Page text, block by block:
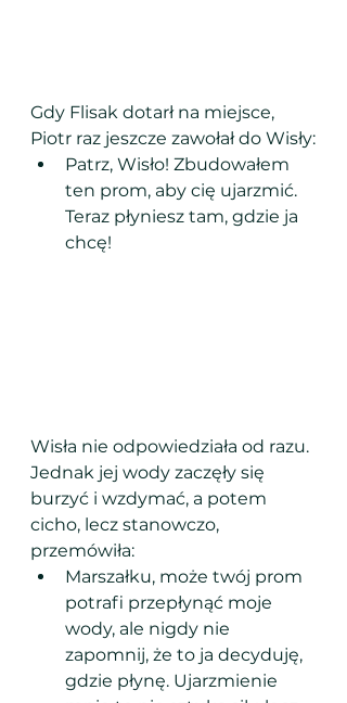
Gdy Flisak dotarł na miejsce,
Piotr raz jeszcze zawołał do Wisły:
Patrz, Wisło! Zbudowałem
ten prom, aby cię ujarzmić.
Teraz płyniesz tam, gdzie ja
chcę!
Wisła nie odpowiedziała od razu.
Jednak jej wody zaczęły się
burzyć i wzdymać, a potem
cicho, lecz stanowczo,
przemówiła:
Marszałku, może twój prom
potrafi przepłynąć moje
wody, ale nigdy nie
zapomnij, że to ja decyduję,
gdzie płynę. Ujarzmienie